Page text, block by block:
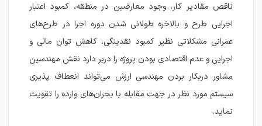
ناقص مقادير كار، وجود معارضين در منطقه، كمبود اعتبار
اجرایی طرح و بالاخره طولانی شدن دوره اجرا در طرح‌های
عمرانی مشكلاتی نظير كمبود نقدينگی، كاهش توان مالی و
اجرايی و عدم اقتصادی بودن پروژه را دربر دارد نقش مهندسين
مشاور دربكار بردن مهندسی ارزش می‌تواند انعطاف پذيری
سيستم مورد نظر در جهت مقابله با بحران‌های وارده را تقويت
نمايد.